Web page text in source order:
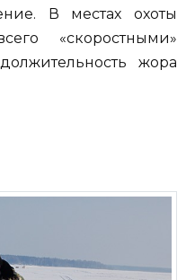
В местах охоты
«скоростными»
жора